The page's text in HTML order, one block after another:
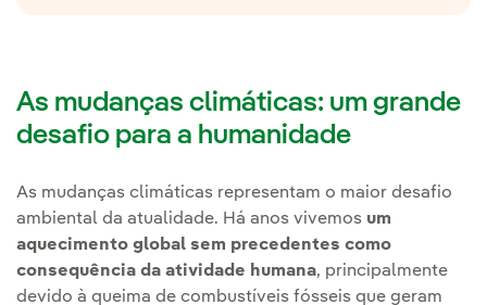
As mudanças climáticas: um grande
desafio para a humanidade
As mudanças climáticas representam o maior desafio
ambiental da atualidade. Há anos vivemos um
aquecimento global sem precedentes como
consequência da atividade humana, principalmente
devido à queima de combustíveis fósseis que geram